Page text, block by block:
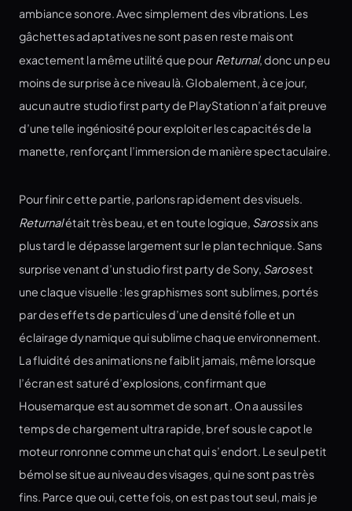
ambiance sonore. Avec simplement des vibrations. Les
gâchettes adaptatives ne sont pas en reste mais ont
exactement la même utilité que pour Returnal, donc un peu
moins de surprise à ce niveau là. Globalement, à ce jour,
aucun autre studio first party de PlayStation n’a fait preuve
d’une telle ingéniosité pour exploiter les capacités de la
manette, renforçant l’immersion de manière spectaculaire.
Pour finir cette partie, parlons rapidement des visuels.
Returnalétait très beau, et en toute logique, Sarossix ans
plus tard le dépasse largement sur le plan technique. Sans
surprise venant d’un studio first party de Sony, Sarosest
une claque visuelle : les graphismes sont sublimes, portés
par des effets de particules d’une densité folle et un
éclairage dynamique qui sublime chaque environnement.
La fluidité des animations ne faiblit jamais, même lorsque
l’écran est saturé d’explosions, confirmant que
Housemarque est au sommet de son art. On a aussi les
temps de chargement ultra rapide, bref sous le capot le
moteur ronronne comme un chat qui s’endort. Le seul petit
bémol se situe au niveau des visages, qui ne sont pas très
fins. Parce que oui, cette fois, on est pas tout seul, mais je